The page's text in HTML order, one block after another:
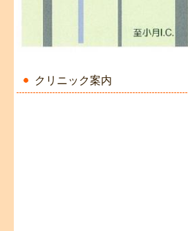
クリニック案内